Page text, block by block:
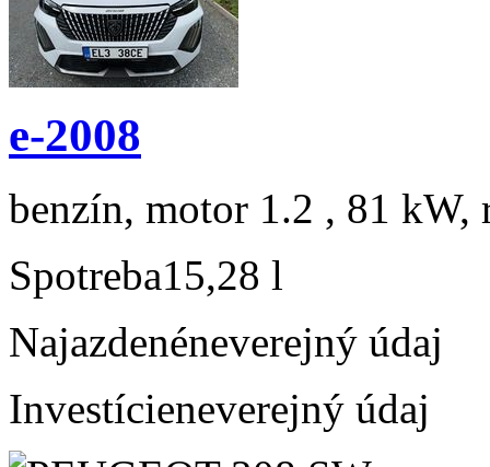
e-2008
benzín, motor 1.2 , 81 kW,
Spotreba15,28 l
Najazdenéneverejný údaj
Investícieneverejný údaj